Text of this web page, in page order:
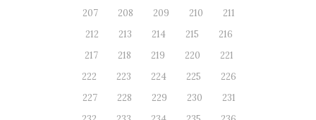
207
208 209 210
211
212
213 214 215
216
217
218 219 220
221
222
223 224 225
226
227
228 229 230
231